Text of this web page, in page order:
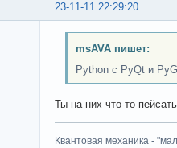
23-11-11 22:29:20
msAVA пишет:
Python с PyQt и
Ты на них что-то
Квантовая механика -